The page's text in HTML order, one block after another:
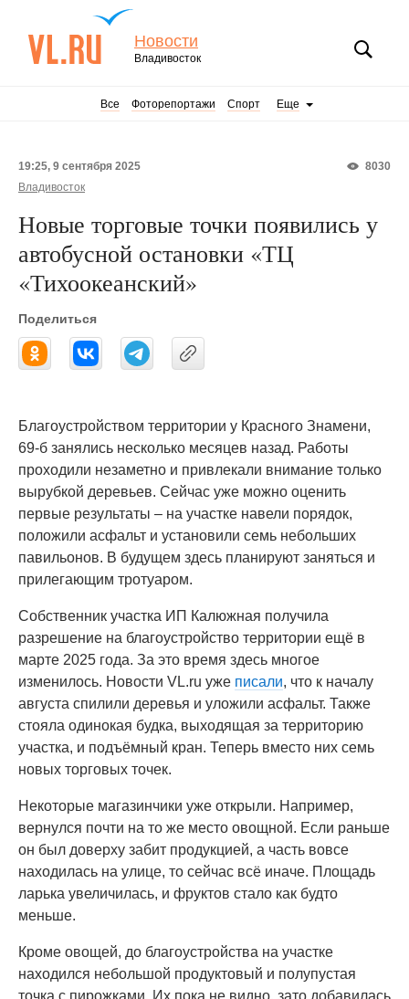
Новости
Владивосток
Все Фоторепортажи Спорт Еще
8030
19:25, 9 сентября 2025
Владивосток
Новые торговые точки появились у
автобусной остановки «ТЦ
«Тихоокеанский»
Поделиться
Благоустройством территории у Красного Знамени,
69-б занялись несколько месяцев назад. Работы
проходили незаметно и привлекали внимание только
вырубкой деревьев. Сейчас уже можно оценить
первые результаты – на участке навели порядок,
положили асфальт и установили семь небольших
павильонов. В будущем здесь планируют заняться и
прилегающим тротуаром.
Собственник участка ИП Калюжная получила
разрешение на благоустройство территории ещё в
марте 2025 года. За это время здесь многое
изменилось. Новости VL.ru уже писали, что к началу
августа спилили деревья и уложили асфальт. Также
стояла одинокая будка, выходящая за территорию
участка, и подъёмный кран. Теперь вместо них семь
новых торговых точек.
Некоторые магазинчики уже открыли. Например,
вернулся почти на то же место овощной. Если раньше
он был доверху забит продукцией, а часть вовсе
находилась на улице, то сейчас всё иначе. Площадь
ларька увеличилась, и фруктов стало как будто
меньше.
Кроме овощей, до благоустройства на участке
находился небольшой продуктовый и полупустая
точка с пирожками. Их пока не видно, зато добавилась